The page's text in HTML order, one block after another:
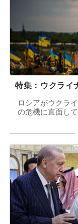
特集：ウクライ
ロシアがウクラ
の危機に直面して